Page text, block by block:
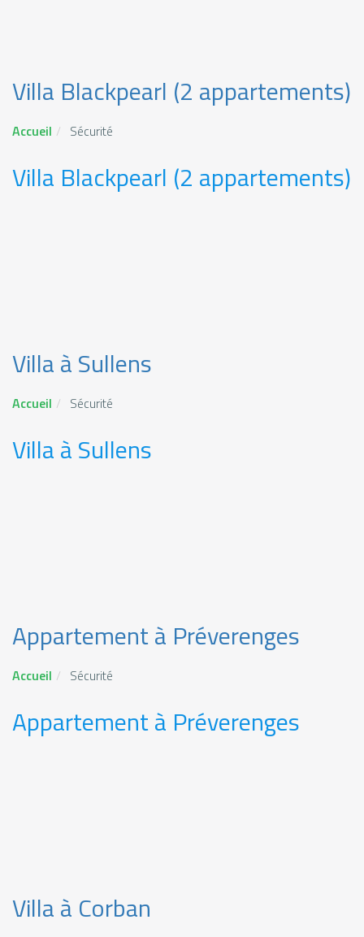
Villa Blackpearl (2 appartements)
Accueil Sécurité
Villa Blackpearl (2 appartements)
Villa à Sullens
Accueil Sécurité
Villa à Sullens
Appartement à Préverenges
Accueil Sécurité
Appartement à Préverenges
Villa à Corban